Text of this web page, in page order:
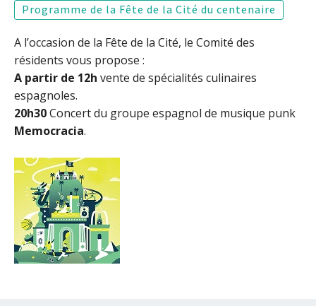
Programme de la Fête de la Cité du centenaire
A l’occasion de la Fête de la Cité, le Comité des
résidents vous propose :
A partir de 12h vente de spécialités culinaires
espagnoles.
20h30Concert du groupe espagnol de musique punk
Memocracia.